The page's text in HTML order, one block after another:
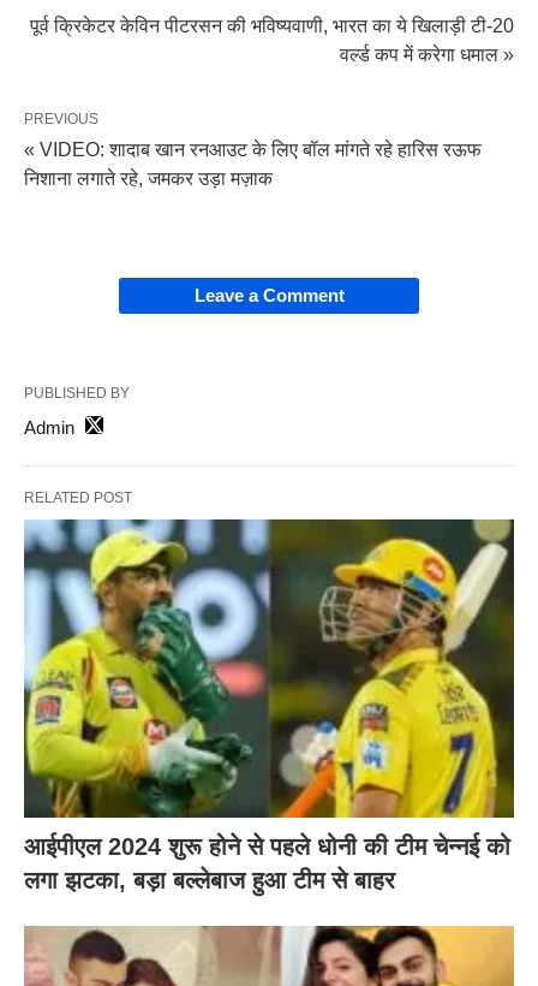
पूर्व क्रिकेटर केविन पीटरसन की भविष्यवाणी, भारत का ये खिलाड़ी टी-20
वर्ल्ड कप में करेगा धमाल »
PREVIOUS
« VIDEO: शादाब खान रनआउट के लिए बॉल मांगते रहे हारिस रऊफ
निशाना लगाते रहे, जमकर उड़ा मज़ाक
Leave a Comment
PUBLISHED BY
Admin
RELATED POST
आईपीएल 2024 शुरू होने से पहले धोनी की टीम चेन्नई को
लगा झटका, बड़ा बल्लेबाज हुआ टीम से बाहर